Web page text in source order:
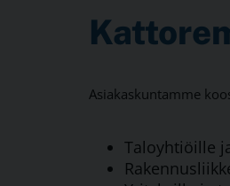
Asiakaskuntamme
Taloyhtiöille